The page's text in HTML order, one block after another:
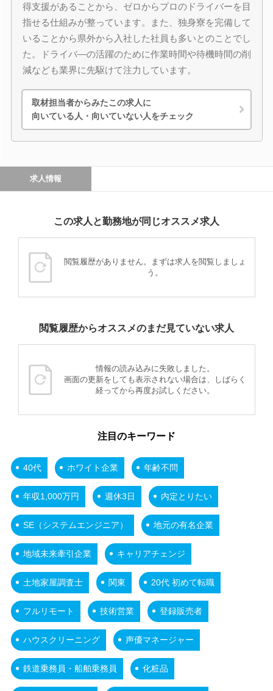
得支援があることから、ゼロからプロのドライバーを目
指せる仕組みが整っています。また、独身寮を完備して
いることから県外から入社した社員も多いとのことでし
た。ドライバ―の活躍のために作業時間や待機時間の削
減なども業界に先駆けて注力しています。
取材担当者からみたこの求人に
向いている人・向いていない人をチェック
求人情報
この求人と勤務地が同じオススメ求人
閲覧履歴がありません。まずは求人を閲覧しましょ
う。
閲覧履歴からオススメのまだ見ていない求人
情報の読み込みに失敗しました。
画面の更新をしても表示されない場合は、しばらく
経ってから再度お試しください。
注目のキーワード
40代 ホワイト企業 年齢不問
年収1,000万円 週休3日 内定とりたい
SE（システムエンジニア） 地元の有名企業
地域未来牽引企業 キャリアチェンジ
土地家屋調査士 関東 20代 初めて転職
フルリモート 技術営業 登録販売者
ハウスクリーニング 声優マネージャー
鉄道乗務員・船舶乗務員 化粧品